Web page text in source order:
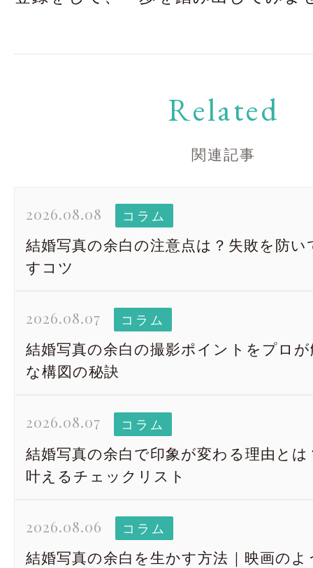
Related
関連記事
2026.08.08 コラム
結婚写真の余白の注意点は？失敗を防
すコツ
2026.08.07 コラム
結婚写真の余白の撮影ポイントをプロ
な構図の秘訣
2026.08.07 コラム
結婚写真の余白で印象が変わる理由とは
叶えるチェックリスト
2026.08.06 コラム
結婚写真の余白を生かす方法｜映画の